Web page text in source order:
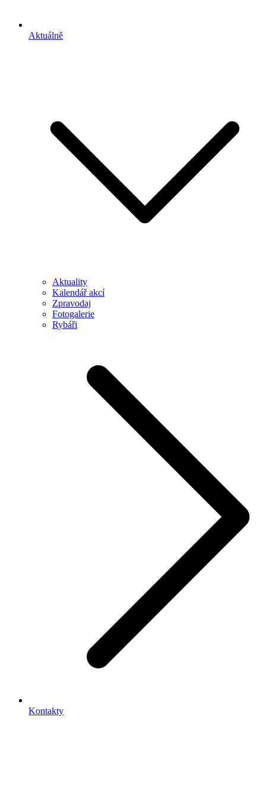
Aktuálně
Aktuality
Kalendář akcí
Zpravodaj
Fotogalerie
Rybáři
Kontakty